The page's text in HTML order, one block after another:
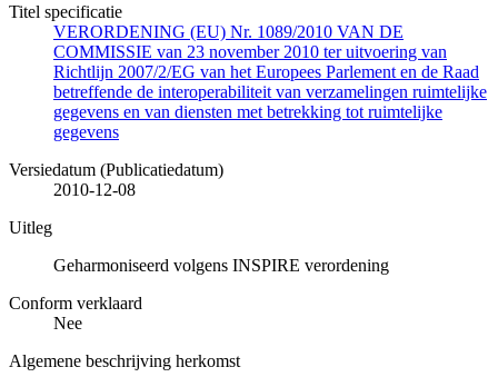
Titel specificatie
VERORDENING (EU) Nr. 1089/2010 VAN DE
COMMISSIE van 23 november 2010 ter uitvoering van
Richtlijn 2007/2/EG van het Europees Parlement en de Raad
betreffende de interoperabiliteit van verzamelingen ruimtelijke
gegevens en van diensten met betrekking tot ruimtelijke
gegevens
Versiedatum (Publicatiedatum)
2010-12-08
Uitleg
Geharmoniseerd volgens INSPIRE verordening
Conform verklaard
Nee
Algemene beschrijving herkomst